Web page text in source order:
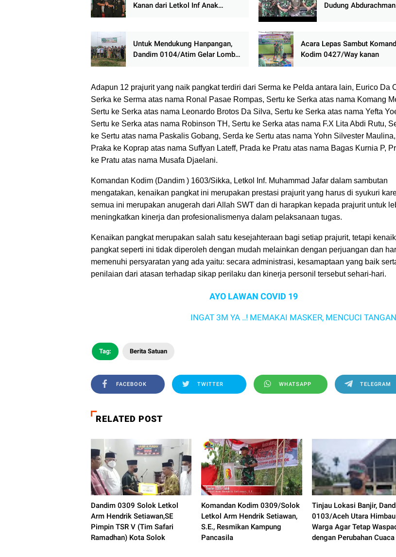
Kanan dari Letkol Inf Anak
Dudung Abdurachman
Untuk Mendukung Hanpangan,
Dandim 0104/Atim Gelar Lomba
Acara Lepas Sambut
Kodim 0427/Way kanan
Adapun 12 prajurit yang naik pangkat terdiri dari Serma ke Pelda antara lain, Eurico Da
Serka ke Serma atas nama Ronal Pasae Rompas, Sertu ke Serka atas nama Komang
Sertu ke Serka atas nama Leonardo Brotos Da Silva, Sertu ke Serka atas nama Yefta
Sertu ke Serka atas nama Robinson TH, Sertu ke Serka atas nama F.X Lita Abdi Rutu,
ke Sertu atas nama Paskalis Gobang, Serda ke Sertu atas nama Yohn Silvester Maulina,
Praka ke Koprap atas nama Suffyan Lateff, Prada ke Pratu atas nama Bagas Kurnia P,
ke Pratu atas nama Musafa Djaelani.
Komandan Kodim (Dandim ) 1603/Sikka, Letkol Inf. Muhammad Jafar dalam sambutan
mengatakan, kenaikan pangkat ini merupakan prestasi prajurit yang harus di syukuri
semua ini merupakan anugerah dari Allah SWT dan di harapkan kepada prajurit untuk
meningkatkan kinerja dan profesionalismenya dalam pelaksanaan tugas.
Kenaikan pangkat merupakan salah satu kesejahteraan bagi setiap prajurit, tetapi
pangkat seperti ini tidak diperoleh dengan mudah melainkan dengan perjuangan dan
memenuhi persyaratan yang ada yaitu: secara administrasi, kesamaptaan yang baik
penilaian dari atasan terhadap sikap perilaku dan kinerja personil tersebut sehari-hari.
AYO LAWAN COVID 19
INGAT 3M YA ..! MEMAKAI MASKER, MENCUCI TANGAN DAN
Tag: Berita Satuan
FACEBOOK TWITTER WHATSAPP TELEGRAM
RELATED POST
Dandim 0309 Solok Letkol
Arm Hendrik Setiawan,SE
Pimpin TSR V (Tim Safari
Ramadhan) Kota Solok
Komandan Kodim 0309/Solok
Letkol Arm Hendrik Setiawan,
S.E., Resmikan Kampung
Pancasila
Tinjau Lokasi Banjir,
0103/Aceh Utara Himbau
Warga Agar Tetap
dengan Perubahan Cuaca